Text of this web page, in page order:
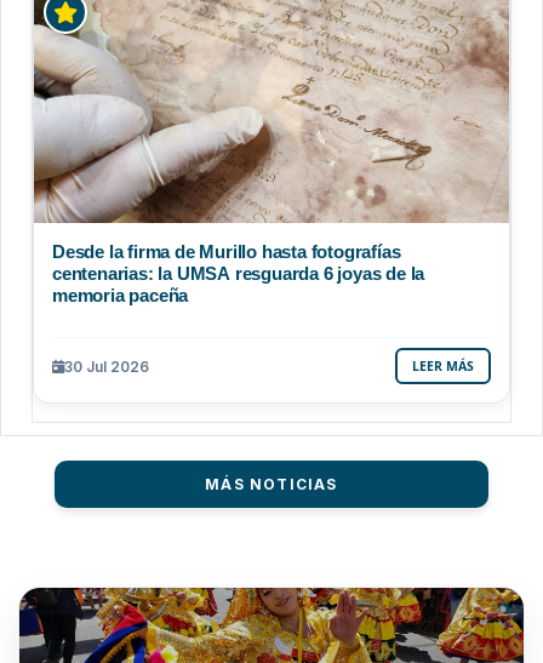
Desde la firma de Murillo hasta fotografías
centenarias: la UMSA resguarda 6 joyas de la
memoria paceña
30 Jul 2026 LEER MÁS
MÁS NOTICIAS